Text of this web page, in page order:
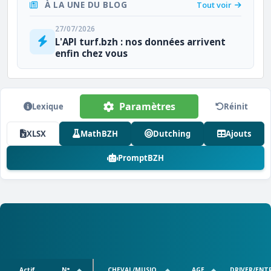
À LA UNE DU BLOG Tout voir
27/07/2026
L'API turf.bzh : nos données arrivent
enfin chez vous
Lexique Paramètres Réinit
XLSX MathBZH Dutching Ajouts
PromptBZH